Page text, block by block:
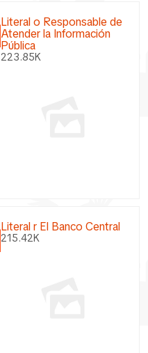
Literal o Responsable de
Atender la Información
Pública
223.85K
Literal r El Banco Central
215.42K